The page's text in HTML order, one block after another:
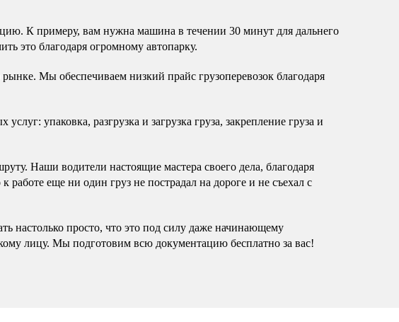
К примеру, вам нужна машина в течении 30 минут для дальнего
это благодаря огромному автопарку.
Мы обеспечиваем низкий прайс грузоперевозок благодаря
упаковка, разгрузка и загрузка груза, закрепление груза и
Наши водители настоящие мастера своего дела, благодаря
еще ни один груз не пострадал на дороге и не съехал с
настолько просто, что это под силу даже начинающему
лицу. Мы подготовим всю документацию бесплатно за вас!